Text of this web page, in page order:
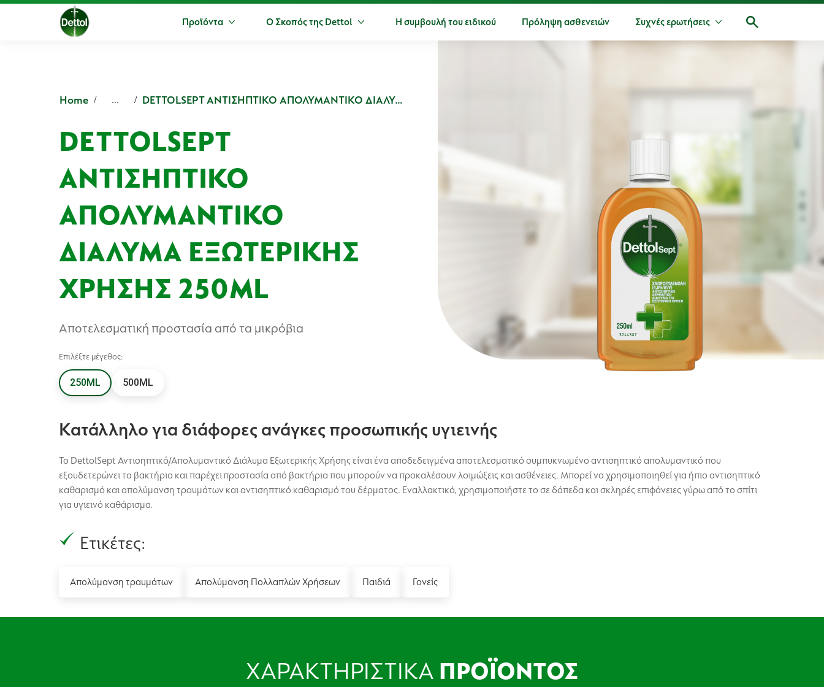
Προϊόντα
Περισσότερα Προϊόντα
Ο Σκοπός της Dettol
Περισσότερα Ο Σκοπός της Dettol
Η συμβουλή του ειδικού Πρόληψη ασθενειών Συχνές ερωτήσεις
Περισσότερα Συχνές
Home ... DETTOLSEPT ΑΝΤΙΣΗΠΤΙΚΟ ΑΠΟΛΥΜΑΝΤΙΚΟ ΔΙΑΛΥΜΑ ΕΞΩΤΕΡΙΚΗΣ ΧΡΗΣΗΣ
DETTOLSEPT
ΑΝΤΙΣΗΠΤΙΚΟ
ΑΠΟΛΥΜΑΝΤΙΚΟ
ΔΙΑΛΥΜΑ ΕΞΩΤΕΡΙΚΗΣ
ΧΡΗΣΗΣ 250ML
Αποτελεσματική προστασία από τα μικρόβια
Επιλέξτε μέγεθος:
250ML 500ML
Κατάλληλο για διάφορες ανάγκες προσωπικής υγιεινής
Το DettolSept Αντισηπτικό/Απολυμαντικό Διάλυμα Εξωτερικής Χρήσης είναι ένα αποδεδειγμένα αποτελεσματικό συμπυκνωμένο αντισηπτικό απολυμαντικό που
εξουδετερώνει τα βακτήρια και παρέχει προστασία από βακτήρια που μπορούν να προκαλέσουν λοιμώξεις και ασθένειες. Μπορεί να χρησιμοποιηθεί για ήπιο αντισηπτικό
καθαρισμό και απολύμανση τραυμάτων και αντισηπτικό καθαρισμό του δέρματος. Εναλλακτικά, χρησιμοποιήστε το σε δάπεδα και σκληρές επιφάνειες γύρω από το σπίτι
για υγιεινό καθάρισμα.
Ετικέτες:
Απολύμανση τραυμάτων Απολύμανση Πολλαπλών Χρήσεων Παιδιά Γονείς
ΧΑΡΑΚΤΗΡΙΣΤΙΚΑ ΠΡΟΪΟΝΤΟΣ